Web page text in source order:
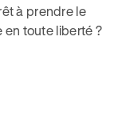
à prendre le
en toute liberté ?